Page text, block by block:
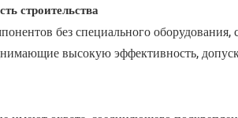
строительства
без специального
высокую эффективность,